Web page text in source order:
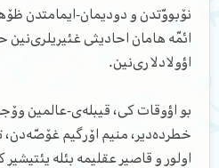
نۆبووّتدن و دودیمان-ایمامتدن
ائمّه هامان احادیثی غئیریلری‌نین
اؤولادلاری‌نین.
بو اؤوقات کی، قیبله‌ی-عالمین
خطرده‌دیر، منیم اۆرگیم غۆصّه‌دن،
اولور و قاصیر عقلیمه بئله